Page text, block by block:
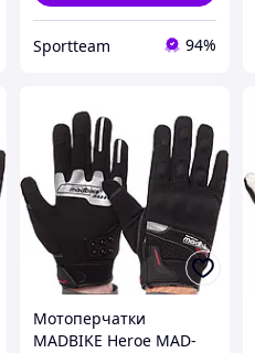
Sportteam 94%
Мотоперчатки
MADBIKE Heroe MAD-